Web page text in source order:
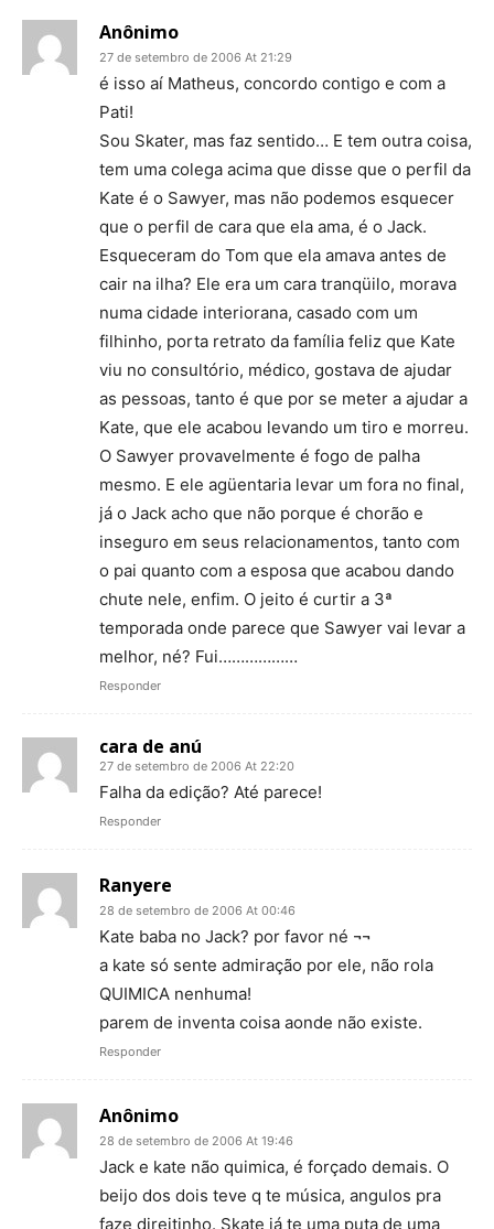
Anônimo
27 de setembro de 2006 At 21:29
é isso aí Matheus, concordo contigo e com a
Pati!
Sou Skater, mas faz sentido… E tem outra coisa,
tem uma colega acima que disse que o perfil da
Kate é o Sawyer, mas não podemos esquecer
que o perfil de cara que ela ama, é o Jack.
Esqueceram do Tom que ela amava antes de
cair na ilha? Ele era um cara tranqüilo, morava
numa cidade interiorana, casado com um
filhinho, porta retrato da família feliz que Kate
viu no consultório, médico, gostava de ajudar
as pessoas, tanto é que por se meter a ajudar a
Kate, que ele acabou levando um tiro e morreu.
O Sawyer provavelmente é fogo de palha
mesmo. E ele agüentaria levar um fora no final,
já o Jack acho que não porque é chorão e
inseguro em seus relacionamentos, tanto com
o pai quanto com a esposa que acabou dando
chute nele, enfim. O jeito é curtir a 3ª
temporada onde parece que Sawyer vai levar a
melhor, né? Fui………………
Responder
cara de anú
27 de setembro de 2006 At 22:20
Falha da edição? Até parece!
Responder
Ranyere
28 de setembro de 2006 At 00:46
Kate baba no Jack? por favor né ¬¬
a kate só sente admiração por ele, não rola
QUIMICA nenhuma!
parem de inventa coisa aonde não existe.
Responder
Anônimo
28 de setembro de 2006 At 19:46
Jack e kate não quimica, é forçado demais. O
beijo dos dois teve q te música, angulos pra
faze direitinho. Skate já te uma puta de uma